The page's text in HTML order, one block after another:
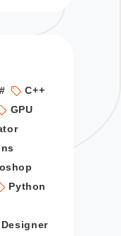
C++
GPU
Python